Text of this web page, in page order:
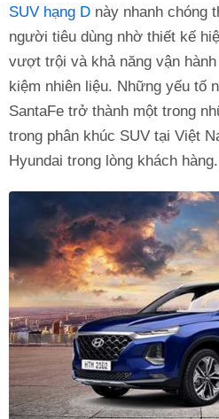
SUV hạng D này nhanh chóng
người tiêu dùng nhờ thiết kế
vượt trội và khả năng vận
kiệm nhiên liệu. Những yếu tố
SantaFe trở thành một trong
trong phân khúc SUV tại Việt
Hyundai trong lòng khách hàng.